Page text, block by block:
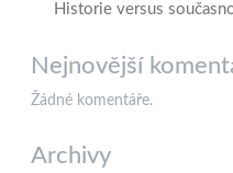
Historie versus
Nejnovější
Žádné komentáře.
Archivy